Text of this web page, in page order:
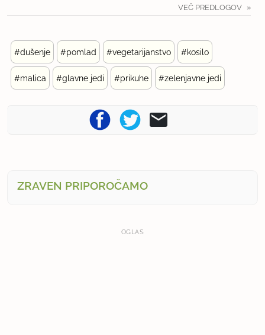
VEČ PREDLOGOV
#dušenje #pomlad #vegetarijanstvo #kosilo
#malica #glavne jedi #prikuhe #zelenjavne jedi
ZRAVEN PRIPOROČAMO
OGLAS